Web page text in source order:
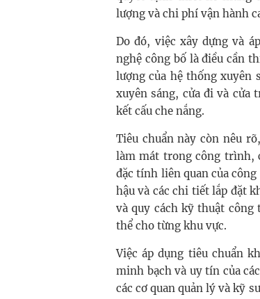
lượng và chi phí vận hành
Do đó, việc xây dựng và
nghệ công bố là điều cần
lượng của hệ thống xuyên
xuyên sáng, cửa đi và cửa
kết cấu che nắng.
Tiêu chuẩn này còn nêu
làm mát trong công trình,
đặc tính liên quan của
hậu và các chi tiết lắp đặt
và quy cách kỹ thuật công
thể cho từng khu vực.
Việc áp dụng tiêu chuẩn
minh bạch và uy tín của
các cơ quan quản lý và kỹ